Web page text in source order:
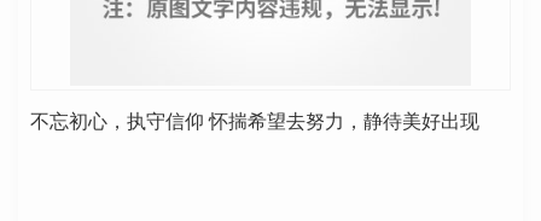
不忘初心，执守信仰 怀揣希望去努力，静待美好出现